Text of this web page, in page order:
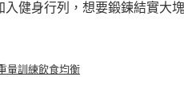
健身行列，想要鍛鍊結實大
量訓練飲食均衡